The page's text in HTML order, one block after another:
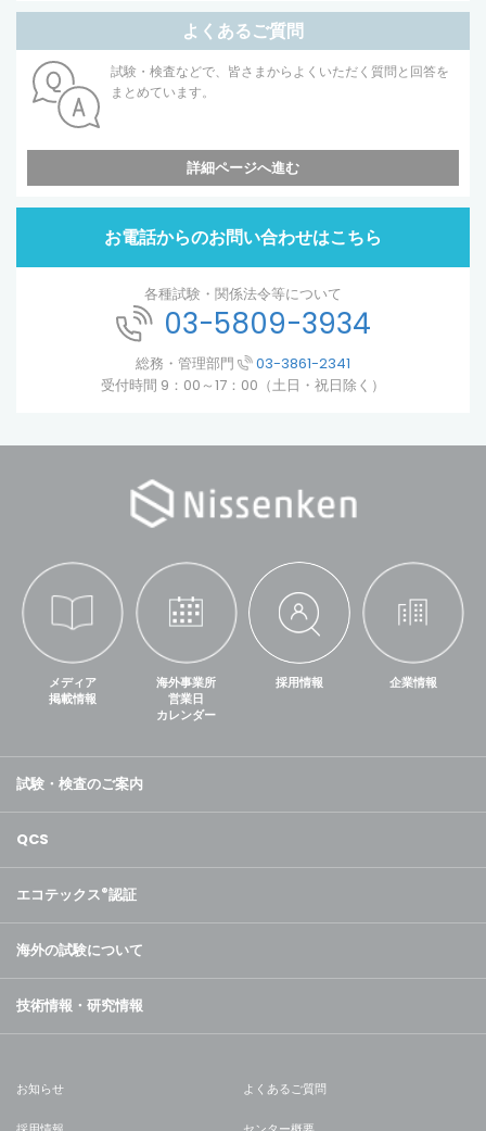
よくあるご質問
試験・検査などで、皆さまからよくいただく質問と回答を
まとめています。
詳細ページへ進む
お電話からのお問い合わせはこちら
各種試験・関係法令等について
03-5809-3934
総務・管理部門
03-3861-2341
受付時間 9：00～17：00（土日・祝日除く）
メディア
掲載情報
海外事業所
営業日
カレンダー
採用情報 企業情報
試験・検査のご案内
QCS
エコテックス®認証
海外の試験について
技術情報・研究情報
お知らせ よくあるご質問